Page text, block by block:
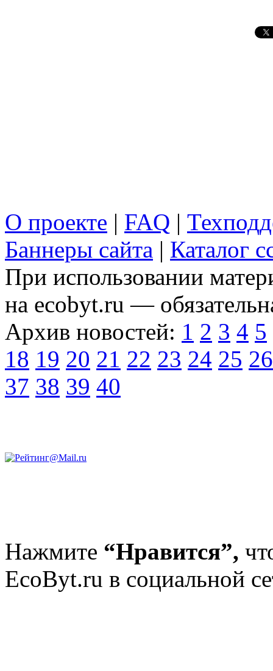
О проекте | FAQ |
Баннеры сайта | Каталог
При использовании
на ecobyt.ru —
Архив новостей: 1 2 3 4 5
18 19 20 21 22 23 24 25 26
37 38 39 40
Нажмите “Нравится”,
EcoByt.ru в социальной